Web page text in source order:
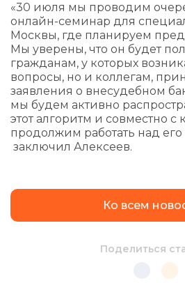
«30 июля мы проводим
онлайн-семинар для
Москвы, где планируем
Мы уверены, что он будет
гражданам, у которых
вопросы, но и коллегам,
заявления о внесудебном
мы будем активно
этот алгоритм и совместно с
продолжим работать над
заключил Алексеев.
Ко всем
Поделиться